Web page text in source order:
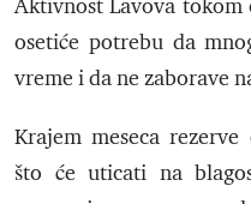
Aktivnost Lavova tokom
osetiće potrebu da
vreme i da ne zaborave
Krajem meseca
što će uticati na